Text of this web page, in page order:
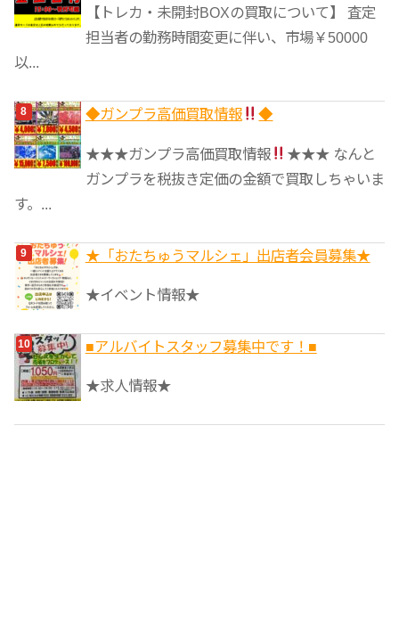
【トレカ・未開封BOXの買取について】 査定
担当者の勤務時間変更に伴い、市場￥50000
以...
◆ガンプラ高価買取情報 ◆
★★★ガンプラ高価買取情報
★★★ なんと
ガンプラを税抜き定価の金額で買取しちゃいま
す。...
★「おたちゅうマルシェ」出店者会員募集★
★イベント情報★
■アルバイトスタッフ募集中です！■
★求人情報★